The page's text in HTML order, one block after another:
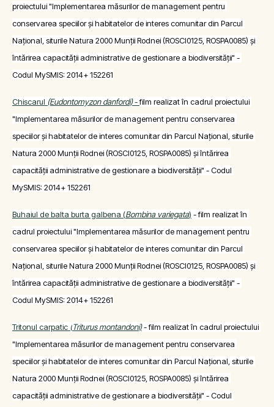
proiectului "Implementarea măsurilor de management pentru
conservarea speciilor și habitatelor de interes comunitar din Parcul
Național, siturile Natura 2000 Munții Rodnei (ROSCI0125, ROSPA0085) și
întărirea capacității administrative de gestionare a biodiversității" -
Codul MySMIS: 2014+ 152261
Chiscarul (Eudontomyzon danfordi) - film realizat în cadrul proiectului
"Implementarea măsurilor de management pentru conservarea
speciilor și habitatelor de interes comunitar din Parcul Național, siturile
Natura 2000 Munții Rodnei (ROSCI0125, ROSPA0085) și întărirea
capacității administrative de gestionare a biodiversității" - Codul
MySMIS: 2014+ 152261
Buhaiul de balta burta galbena (Bombina variegata) - film realizat în
cadrul proiectului "Implementarea măsurilor de management pentru
conservarea speciilor și habitatelor de interes comunitar din Parcul
Național, siturile Natura 2000 Munții Rodnei (ROSCI0125, ROSPA0085) și
întărirea capacității administrative de gestionare a biodiversității" -
Codul MySMIS: 2014+ 152261
Tritonul carpatic (Triturus montandoni)- film realizat în cadrul proiectului
"Implementarea măsurilor de management pentru conservarea
speciilor și habitatelor de interes comunitar din Parcul Național, siturile
Natura 2000 Munții Rodnei (ROSCI0125, ROSPA0085) și întărirea
capacității administrative de gestionare a biodiversității" - Codul